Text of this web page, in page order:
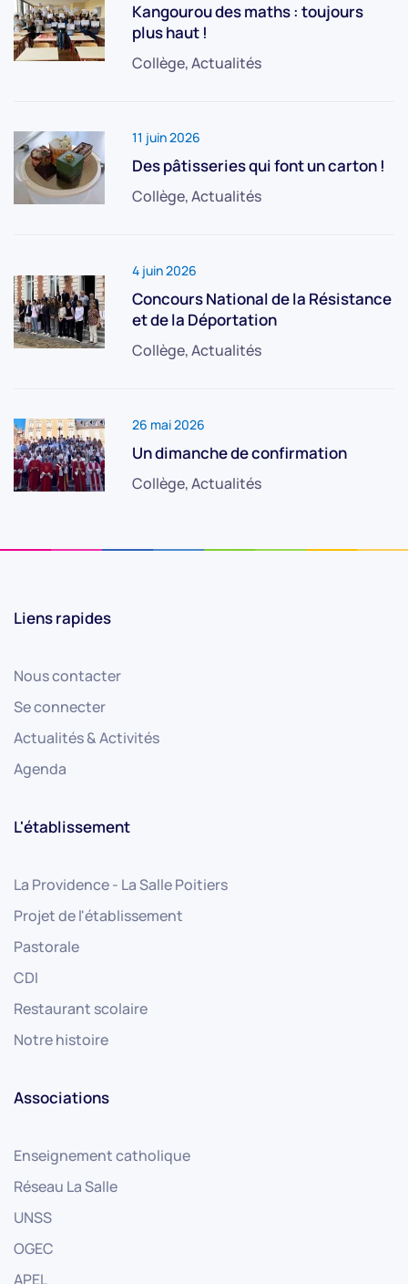
Kangourou des maths : toujours
plus haut !
Collège, Actualités
11 juin 2026
Des pâtisseries qui font un carton !
Collège, Actualités
4 juin 2026
Concours National de la Résistance
et de la Déportation
Collège, Actualités
26 mai 2026
Un dimanche de confirmation
Collège, Actualités
Liens rapides
Nous contacter
Se connecter
Actualités & Activités
Agenda
L'établissement
La Providence - La Salle Poitiers
Projet de l'établissement
Pastorale
CDI
Restaurant scolaire
Notre histoire
Associations
Enseignement catholique
Réseau La Salle
UNSS
OGEC
APEL